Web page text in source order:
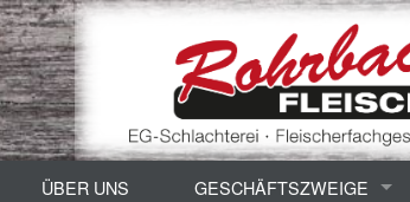
ÜBER UNS GESCHÄFTSZWEIGE